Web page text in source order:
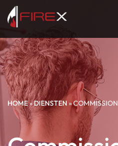
HOME»DIENSTEN »